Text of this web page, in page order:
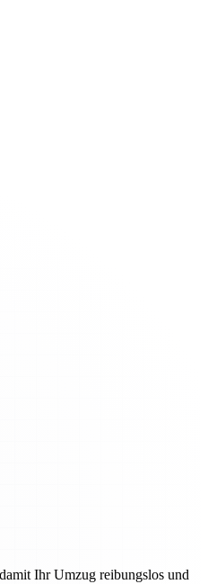
Ihr Umzug reibungslos und